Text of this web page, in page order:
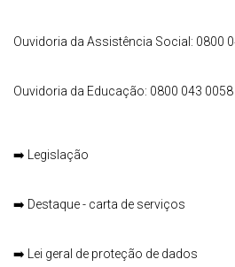
Ouvidoria da Assistência
Ouvidoria da Educação: 0800 043 0058
➡️ Legislação
➡️ Destaque - carta de serviços
➡️ Lei geral de proteção de dados